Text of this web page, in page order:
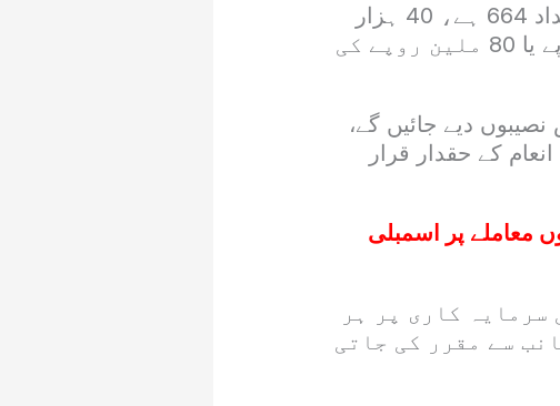
چالیس ہزار روپے مالیت کے پرائز بانڈ پر مجموعی انعامات کی تعداد 664 ہے، 40 ہزار
روپے مالیت کے پرائز بانڈ میں پہلے خوش نصیب کے لیے 8 کروڑ روپے یا 80 ملین روپے کی
تین خوش نصیبوں دیے جائیں گے،
روپے مالیت کے انعام کے حقدار قرار
معاملے پر اسمبلی
کاری پر ہر
سے مقرر کی جاتی